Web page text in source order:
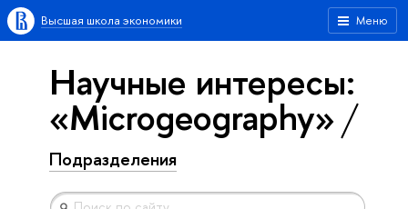
Меню
Высшая школа экономики
Научные интересы:
«Microgeography»
Подразделения